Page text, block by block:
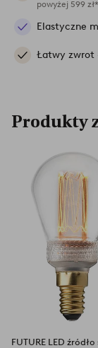
powyżej 599 zł*
Elastyczne
Łatwy zwrot
Produkty
FUTURE LED